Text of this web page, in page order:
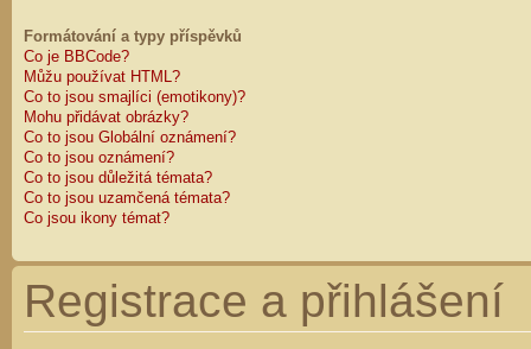
Formátování a typy příspěvků
Co je BBCode?
Můžu používat HTML?
Co to jsou smajlíci (emotikony)?
Mohu přidávat obrázky?
Co to jsou Globální oznámení?
Co to jsou oznámení?
Co to jsou důležitá témata?
Co to jsou uzamčená témata?
Co jsou ikony témat?
Registrace a přihlášení